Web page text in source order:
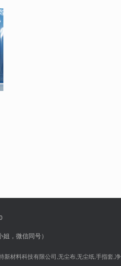
，微信同号）
新材料科技有限公司,无尘布,无尘纸,手指套,